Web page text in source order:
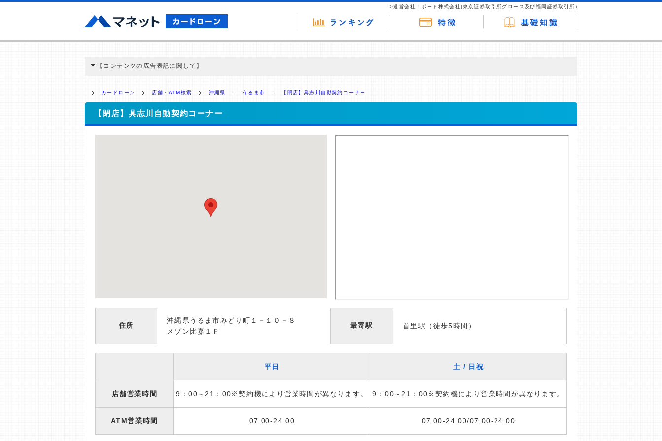
>運営会社：ポート株式会社(東京証券取引所グロース及び福岡証券取引所)
【コンテンツの広告表記に関して】
ミ収集などに基づき、公平性を担保した情報提供を行っています。
>提携企業一覧
カードローン 店舗・ATM検索 沖縄県 うるま市 【閉店】具志川自動契約コーナー
【閉店】具志川自動契約コーナー
住所
沖縄県うるま市みどり町１－１０－８
メゾン比嘉１Ｆ
最寄駅 首里駅（徒歩5時間）
平日 土 / 日祝
店舗営業時間 9：00～21：00※契約機により営業時間が異なります。 9：00～21：00※契約機により営業時間が異なります。
ATM営業時間 07:00-24:00 07:00-24:00/07:00-24:00